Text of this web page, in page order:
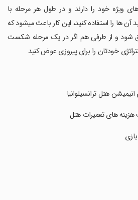
های ویژه خود را دارند و در طول هر مرحله با
آن ها را استفاده کنید، این کار باعث میشود که
شود و از طرفی هم اگر در یک مرحله شکست
خودتان را برای پیروزی عوض کنید
هتل ترانسیلوانیا
های تعمیرات هتل